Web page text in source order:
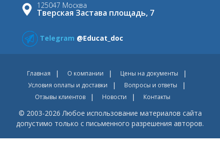
125047 Москва
Тверская Застава площадь, 7
Telegram @Educat_doc
Главная О компании
Цены на документы
Условия оплаты и доставки
Вопросы и ответы
Отзывы клиентов
Новости Контакты
© 2003-2026 Любое использование материалов сайта
допустимо только с письменного разрешения авторов.